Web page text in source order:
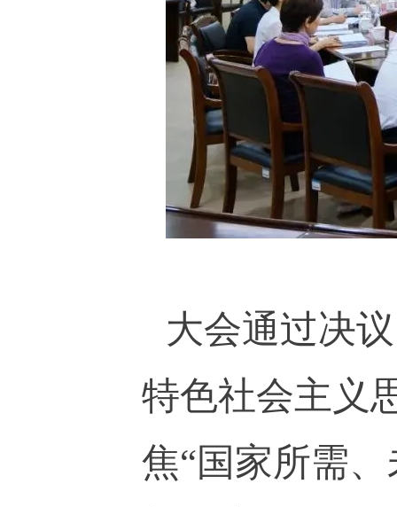
大会通过决
特色社会主义
焦“国家所需